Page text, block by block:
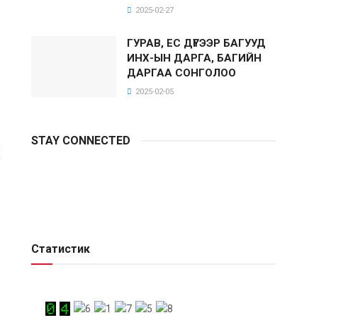
2025-02-27
ГУРАВ, ЕС ДҮГЭЭР БАГУУД
ИНХ-ЫН ДАРГА, БАГИЙН
ДАРГАА СОНГОЛОО
2025-02-05
STAY CONNECTED
Статистик